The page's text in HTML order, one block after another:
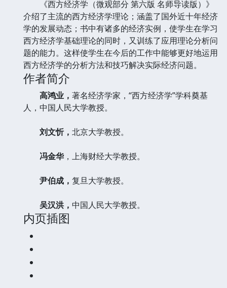
《西方经济学（微观部分 第六版 名师导读版）》
介绍了主流的西方经济学理论；涵盖了国外近十年经济
学的发展动态；书中有诸多的经济实例，使学生在学习
西方经济学基础理论的同时，又训练了应用理论分析问
题的能力。这样使学生在今后的工作中能够更好地运用
西方经济学的分析方法和技巧解决实际经济问题。
作者简介
高鸿业， 著名经济学家，“西方经济学”学科奠基
人，中国人民大学教授。
刘文忻， 北京大学教授。
冯金华，上海财经大学教授。
尹伯成， 复旦大学教授。
吴汉洪， 中国人民大学教授。
内页插图